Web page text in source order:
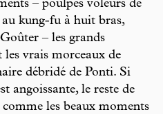
– poulpes voleurs de
kung-fu à huit bras,
– les grands
les vrais morceaux de
débridé de Ponti. Si
angoissante, le reste de
les beaux moments